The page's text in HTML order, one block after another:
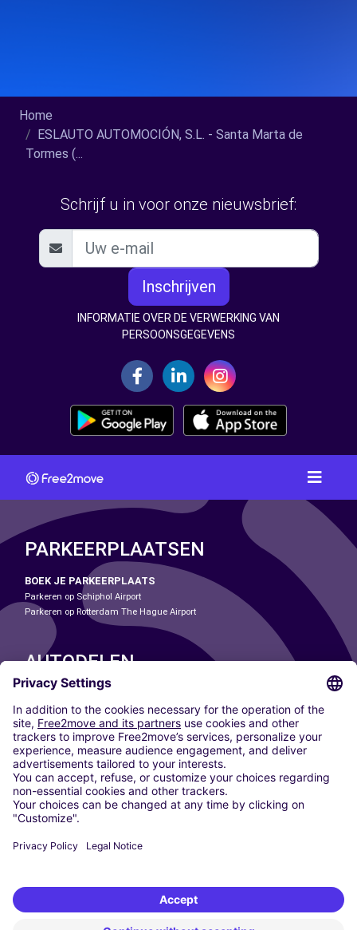
Home
ESLAUTO AUTOMOCIÓN, S.L. - Santa Marta de
Tormes (...
Schrijf u in voor onze nieuwsbrief:
Inschrijven
INFORMATIE OVER DE VERWERKING VAN
PERSOONSGEGEVENS
PARKEERPLAATSEN
BOEK JE PARKEERPLAATS
Parkeren op Schiphol Airport
Parkeren op Rotterdam The Hague Airport
AUTODELEN
ONZE STEDEN
Paris
Madrid
Washington DC
Milaan
Rome
Turijn
Wenen
Berlijn
Düsseldorf